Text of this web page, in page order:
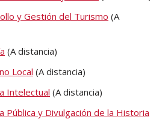
y Gestión del Turismo (A
(A distancia)
Local (A distancia)
Intelectual (A distancia)
Pública y Divulgación de la Historia